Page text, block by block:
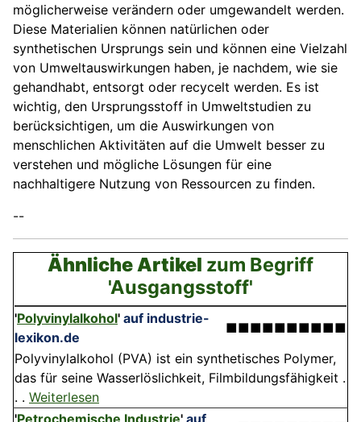
möglicherweise verändern oder umgewandelt werden.
Diese Materialien können natürlichen oder
synthetischen Ursprungs sein und können eine Vielzahl
von Umweltauswirkungen haben, je nachdem, wie sie
gehandhabt, entsorgt oder recycelt werden. Es ist
wichtig, den Ursprungsstoff in Umweltstudien zu
berücksichtigen, um die Auswirkungen von
menschlichen Aktivitäten auf die Umwelt besser zu
verstehen und mögliche Lösungen für eine
nachhaltigere Nutzung von Ressourcen zu finden.
--
Ähnliche Artikel zum Begriff
'Ausgangsstoff'
'Polyvinylalkohol' auf industrie-
lexikon.de
■■■■■■■■■■
Polyvinylalkohol (PVA) ist ein synthetisches Polymer,
das für seine Wasserlöslichkeit, Filmbildungsfähigkeit .
. . Weiterlesen